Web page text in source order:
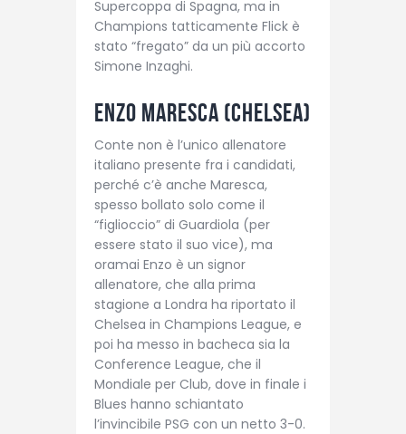
Supercoppa di Spagna, ma in
Champions tatticamente Flick è
stato “fregato” da un più accorto
Simone Inzaghi.
Enzo Maresca (Chelsea)
Conte non è l’unico allenatore
italiano presente fra i candidati,
perché c’è anche Maresca,
spesso bollato solo come il
“figlioccio” di Guardiola (per
essere stato il suo vice), ma
oramai Enzo è un signor
allenatore, che alla prima
stagione a Londra ha riportato il
Chelsea in Champions League, e
poi ha messo in bacheca sia la
Conference League, che il
Mondiale per Club, dove in finale i
Blues hanno schiantato
l’invincibile PSG con un netto 3-0.